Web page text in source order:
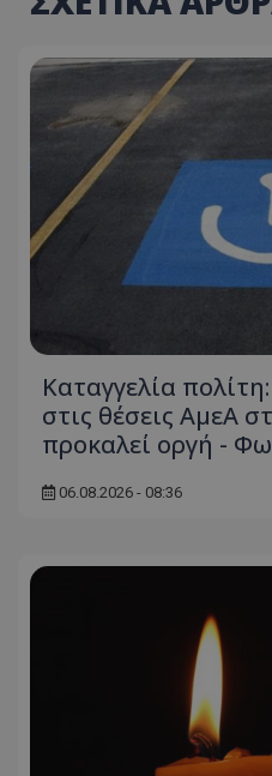
Καταγγελία
στις θέσεις ΑμεΑ
προκαλεί οργή -
06.08.2026 - 08:36